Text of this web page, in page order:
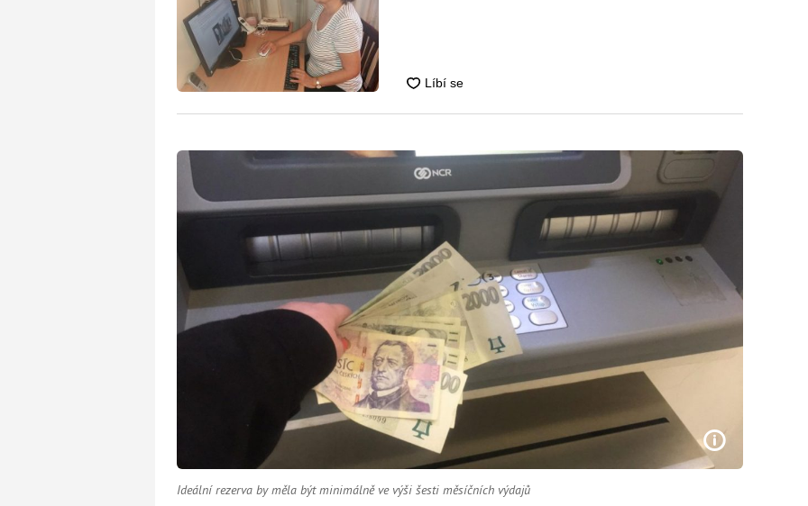
Ideální rezerva by měla být minimálně ve výši šesti měsíčních výdajů